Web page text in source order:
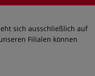
sich ausschließlich auf
Filialen können